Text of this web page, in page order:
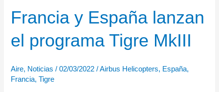
siguiente
del
NGWS/FCAS
Francia y España lanzan
el programa Tigre MkIII
Aire, Noticias /02/03/2022/Airbus Helicopters, España,
Francia,Tigre